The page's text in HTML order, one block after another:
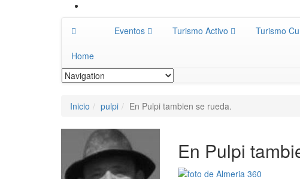
Home
Eventos Turismo Activo Turismo
Inicio pulpi En Pulpi tambien se rueda.
En Pulpi